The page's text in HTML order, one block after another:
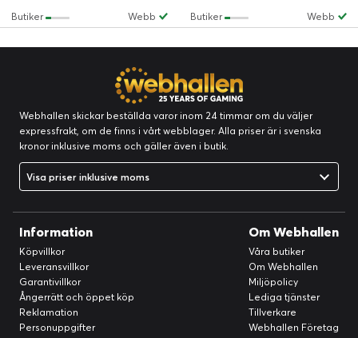
Webb
Butiker Webb
Butiker
Webhallen skickar beställda varor inom 24 timmar om du väljer
expressfrakt, om de finns i vårt webblager. Alla priser är i svenska
kronor inklusive moms och gäller även i butik.
Visa priser inklusive moms
Information
Köpvillkor
Leveransvillkor
Garantivillkor
Ångerrätt och öppet köp
Reklamation
Personuppgifter
Om Webhallen
Våra butiker
Om Webhallen
Miljöpolicy
Lediga tjänster
Tillverkare
Webhallen Företag